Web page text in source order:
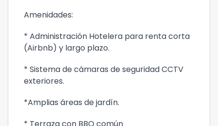
Amenidades:
* Administración Hotelera para renta corta
(Airbnb) y largo plazo.
* Sistema de cámaras de seguridad CCTV
exteriores.
*Amplias áreas de jardín.